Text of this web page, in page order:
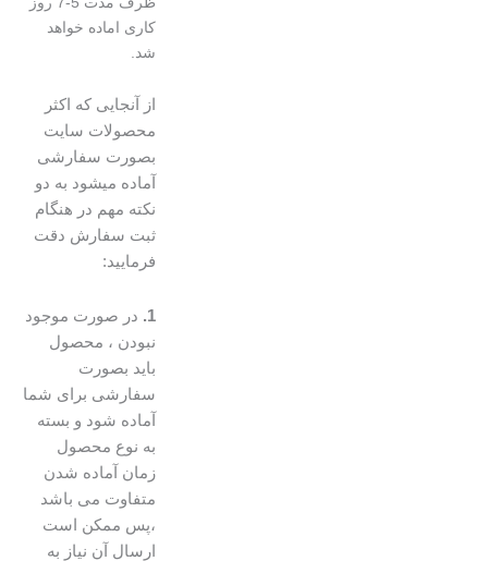
کاری اماده خواهد
از آنجایی که اکثر
محصولات سایت
بصورت سفارشی
آماده میشود به دو
نکته مهم در هنگام
ثبت سفارش دقت
در صورت موجود
نبودن ، محصول
باید بصورت
سفارشی برای شما
آماده شود و بسته
به نوع محصول
زمان آماده شدن
متفاوت می باشد
،پس ممکن است
ارسال آن نیاز به